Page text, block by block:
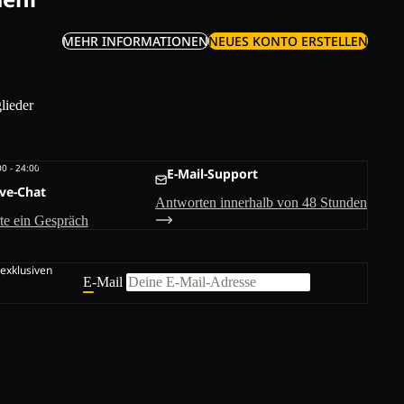
MEHR INFORMATIONENNEUES KONTO ERSTELLEN
- 24:00
Chat
ein Gespräch
E-Mail-Support
Antworten innerhalb von 48 Stunden
E-Mail